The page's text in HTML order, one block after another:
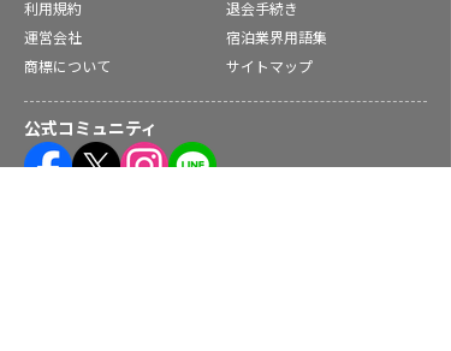
利用規約
退会手続き
運営会社
宿泊業界用語集
商標について
サイトマップ
公式コミュニティ